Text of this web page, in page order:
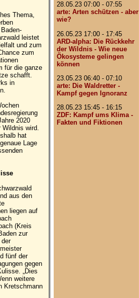
Thema,
leistet
und zum
zum
für die ganze
schafft.
in
2020
wird.
hat
Lage
aus den
liegen auf
(Kreis
zur
fünf der
gegen
„Dies
weitere
Kretschmann
28.05.23 07:00 - 07:55
arte: Arten schützen - aber
wie?
26.05.23 17:00 - 17:45
ARD-alpha: Die Rückkehr
der Wildnis - Wie neue
Ökosysteme gelingen
können
23.05.23 06:40 - 07:10
arte: Die Waldretter -
Kampf gegen Ignoranz
28.05.23 15:45 - 16:15
ZDF: Kampf ums Klima -
Fakten und Fiktionen